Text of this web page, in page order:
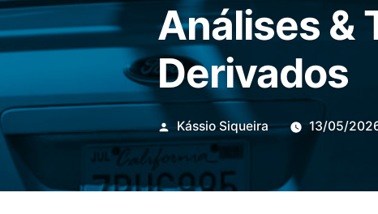
Análises &
Derivados
Publicado
Kássio Siqueira 13/05/